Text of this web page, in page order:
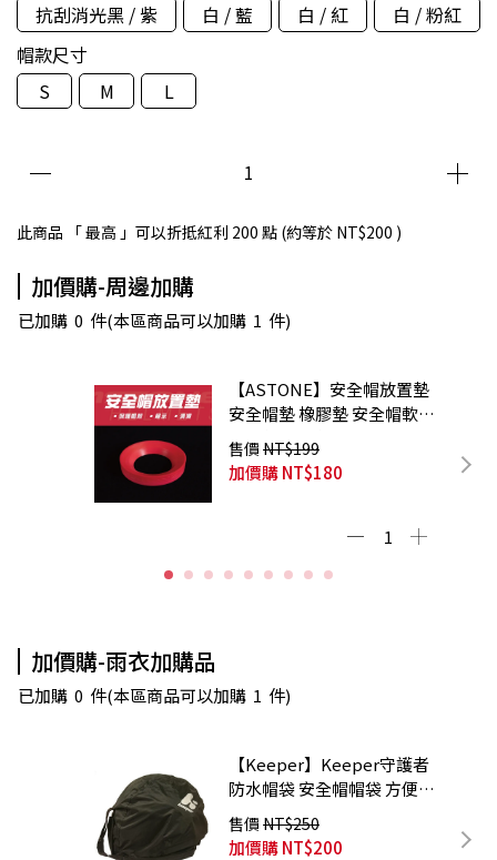
抗刮消光黑 / 紫
白 / 藍 白 / 紅
白 / 粉紅
帽款尺寸
S
M L
此商品 「 最高 」可以折抵紅利 200 點 (約等於 NT$200 )
加價購-周邊加購
已加購 0 件(本區商品可以加購 1 件)
【ASTONE】安全帽放置墊
安全帽墊 橡膠墊 安全帽軟墊
展示墊 防滑墊
售價 NT$199
加價購NT$180
加價購-雨衣加購品
已加購 0 件(本區商品可以加購 1 件)
【Keeper】Keeper守護者
防水帽袋 安全帽帽袋 方便攜
帶 超大容量
售價 NT$250
加價購NT$200